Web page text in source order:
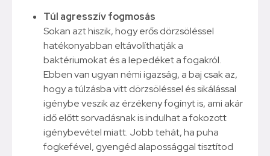
Túl agresszív fogmosás
Sokan azt hiszik, hogy erős dörzsöléssel
hatékonyabban eltávolíthatják a
baktériumokat és a lepedéket a fogakról.
Ebben van ugyan némi igazság, a baj csak az,
hogy a túlzásba vitt dörzsöléssel és sikálással
igénybe veszik az érzékeny fogínyt is, ami akár
idő előtt sorvadásnak is indulhat a fokozott
igénybevétel miatt. Jobb tehát, ha puha
fogkefével, gyengéd alapossággal tisztítod